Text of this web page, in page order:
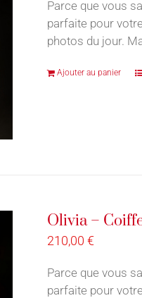
Parce que vous
parfaite pour
photos du jour.
Ajouter au panier
Olivia –
210,00 €
Parce que vous
parfaite pour